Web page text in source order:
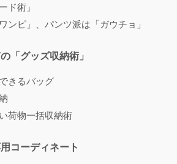
ド術」
ンピ」、パンツ派は「ガウチョ」
「グッズ収納術」
きるバッグ
荷物一括収納術
コーディネート